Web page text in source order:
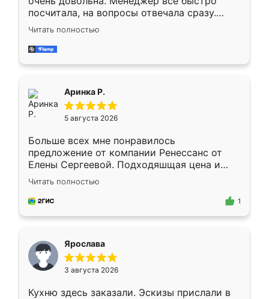
посчитала, на вопросы отвечала сразу.
Замерщик приехал в субботу, подошёл к
делу со всей ответственностью. Собрали
за день, ребята работали аккуратно, даже
Читать полностью
Аринка Р.
5 августа 2026
Больше всех мне понравилось
предложение от компании Ренессанс от
Елены Сергеевой. Подходяшщая цена и
короткие сроки изготовления. Приехавший
для замера сотрудник Владислав
предложил по моему эскизу самый
Читать полностью
1
Ярослава
3 августа 2026
Кухню здесь заказали. Эскизы прислали в